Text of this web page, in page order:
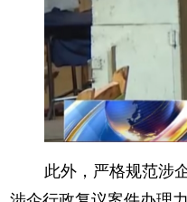
此外，严格规范涉